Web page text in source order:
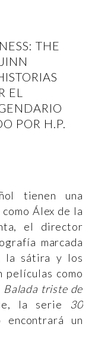
THE
EL
POR H.P.
tienen una
Álex de la
el director
marcada
la sátira y los
como
Balada triste de
la serie 30
un